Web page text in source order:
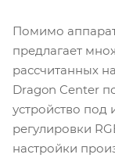
Помимо
предлагает
рассчитанных
Dragon Center
устройство под
регулировки
настройки